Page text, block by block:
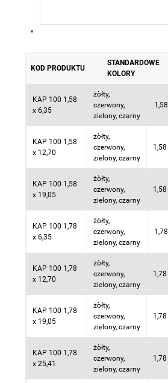
KOD PRODUKTU
STANDARDOWE
KOLORY
KAP 100 1,58
x 6,35
żòłty,
czerwony,
zielony, czarny
1,58
KAP 100 1,58
x 12,70
żòłty,
czerwony,
zielony, czarny
1,58
KAP 100 1,58
x 19,05
żòłty,
czerwony,
zielony, czarny
1,58
KAP 100 1,78
x 6,35
żòłty,
czerwony,
zielony, czarny
1,78
KAP 100 1,78
x 12,70
żòłty,
czerwony,
zielony, czarny
1,78
KAP 100 1,78
x 19,05
żòłty,
czerwony,
zielony, czarny
1,78
KAP 100 1,78
x 25,41
żòłty,
czerwony,
zielony, czarny
1,78